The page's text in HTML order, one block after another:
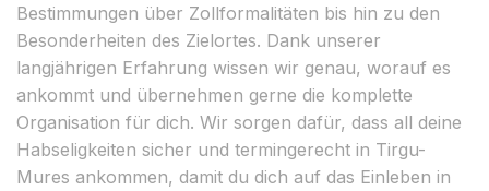
Bestimmungen über Zollformalitäten bis hin zu den
Besonderheiten des Zielortes. Dank unserer
langjährigen Erfahrung wissen wir genau, worauf es
ankommt und übernehmen gerne die komplette
Organisation für dich. Wir sorgen dafür, dass all deine
Habseligkeiten sicher und termingerecht in Tirgu-
Mures ankommen, damit du dich auf das Einleben in